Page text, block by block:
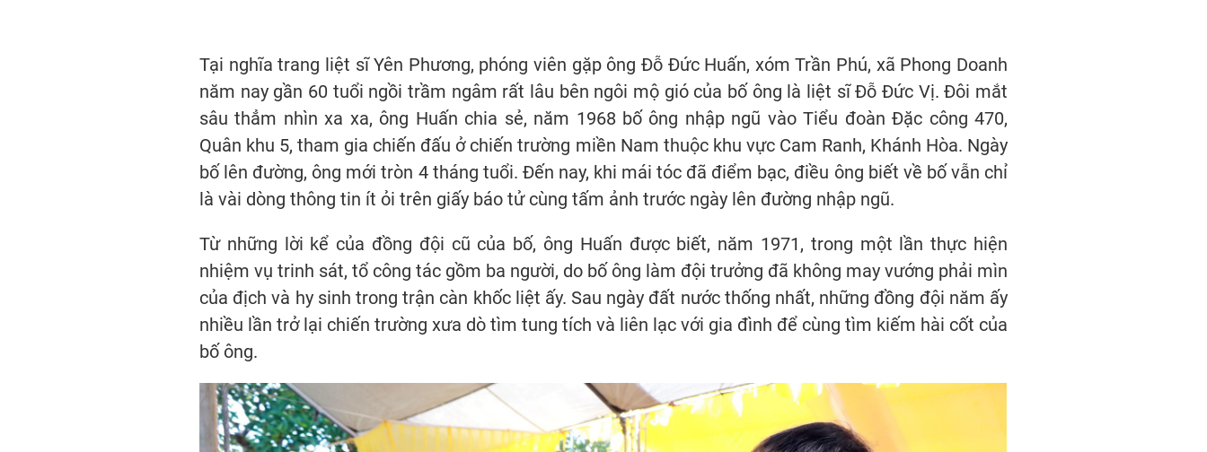
Tại nghĩa trang liệt sĩ Yên Phương, phóng viên gặp ông Đỗ Đức Huấn, xóm Trần Phú, xã Phong Doanh
năm nay gần 60 tuổi ngồi trầm ngâm rất lâu bên ngôi mộ gió của bố ông là liệt sĩ Đỗ Đức Vị. Đôi mắt
sâu thẳm nhìn xa xa, ông Huấn chia sẻ, năm 1968 bố ông nhập ngũ vào Tiểu đoàn Đặc công 470,
Quân khu 5, tham gia chiến đấu ở chiến trường miền Nam thuộc khu vực Cam Ranh, Khánh Hòa. Ngày
bố lên đường, ông mới tròn 4 tháng tuổi. Đến nay, khi mái tóc đã điểm bạc, điều ông biết về bố vẫn chỉ
là vài dòng thông tin ít ỏi trên giấy báo tử cùng tấm ảnh trước ngày lên đường nhập ngũ.
Từ những lời kể của đồng đội cũ của bố, ông Huấn được biết, năm 1971, trong một lần thực hiện
nhiệm vụ trinh sát, tổ công tác gồm ba người, do bố ông làm đội trưởng đã không may vướng phải mìn
của địch và hy sinh trong trận càn khốc liệt ấy. Sau ngày đất nước thống nhất, những đồng đội năm ấy
nhiều lần trở lại chiến trường xưa dò tìm tung tích và liên lạc với gia đình để cùng tìm kiếm hài cốt của
bố ông.